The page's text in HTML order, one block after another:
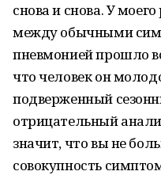
снова и снова. У
между обычными
пневмонией прошло
что человек он
подверженный
отрицательный
значит, что вы не
совокупность